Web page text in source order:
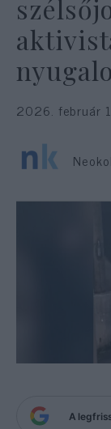
2026. február
A